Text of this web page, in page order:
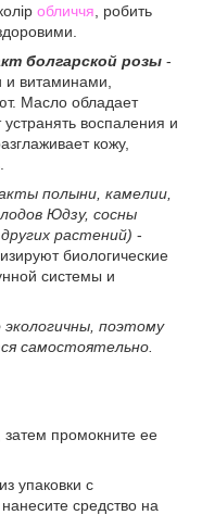
обличчя , робить
болгарской розы -
витаминами,
Масло обладает
воспаления и
кожу,
полыни, камелии,
Юдзу, сосны
растений) -
биологические
системы и
поэтому
самостоятельно.
промокните ее
упаковки с
средство на